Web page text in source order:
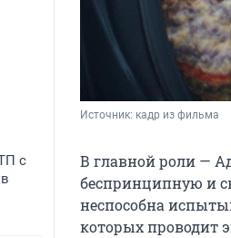
с
Источник: кадр из фильма
В главной роли —
беспринципную и
неспособна
которых проводит